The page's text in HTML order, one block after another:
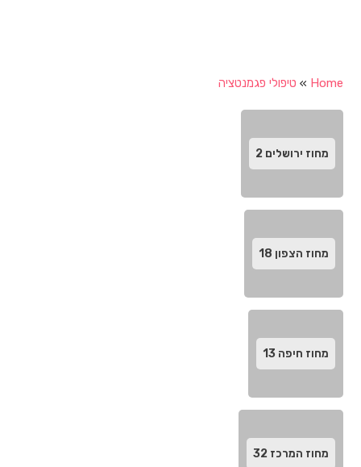
Home
» טיפולי פגמנטציה
מחוז ירושלים2
מחוז הצפון 18
מחוז חיפה‬13
מחוז המרכז‬32